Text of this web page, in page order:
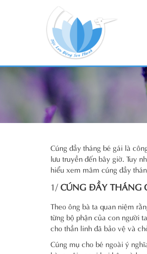
Cúng đầy tháng bé gái là
lưu truyền đến bây giờ. Tuy
hiểu xem mâm cúng đầy
1/CÚNG ĐẦY THÁNG
Theo ông bà ta quan niệm
từng bộ phận của con người
cho thần linh đã bảo vệ và
Cúng mụ cho bé ngoài ý